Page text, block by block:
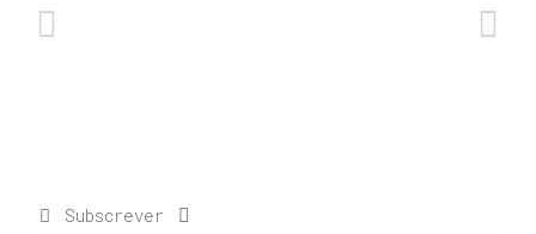
Subscrever